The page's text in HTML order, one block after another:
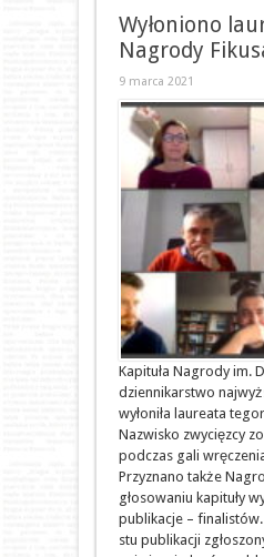
Wyłoniono
Nagrody
9 marca 2021
Kapituła Nagrody im.
dziennikarstwo
wyłoniła laureata
Nazwisko zwycięzcy
podczas gali
Przyznano także
głosowaniu kapituły
publikacje –
stu publikacji